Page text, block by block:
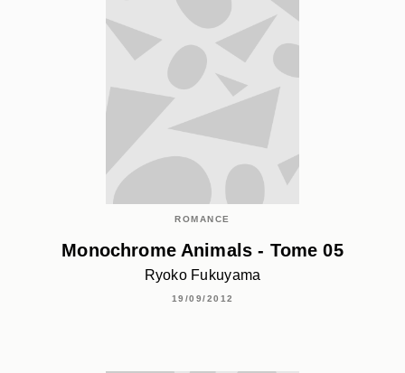
ROMANCE
Monochrome Animals - Tome 05
Ryoko Fukuyama
19/09/2012